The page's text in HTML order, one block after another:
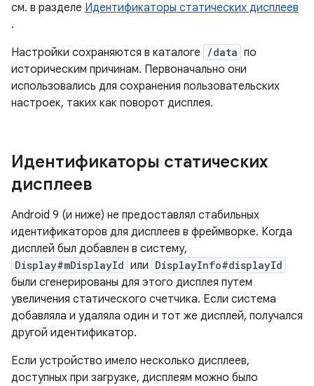
см. в разделе Идентификаторы статических дисплеев
.
Настройки сохраняются в каталоге
/data по
историческим причинам. Первоначально они
использовались для сохранения пользовательских
настроек, таких как поворот дисплея.
Идентификаторы статических
дисплеев
Android 9 (и ниже) не предоставлял стабильных
идентификаторов для дисплеев в фреймворке. Когда
дисплей был добавлен в систему,
Display#mDisplayId или DisplayInfo#displayId
были сгенерированы для этого дисплея путем
увеличения статического счетчика. Если система
добавляла и удаляла один и тот же дисплей, получался
другой идентификатор.
Если устройство имело несколько дисплеев,
доступных при загрузке, дисплеям можно было